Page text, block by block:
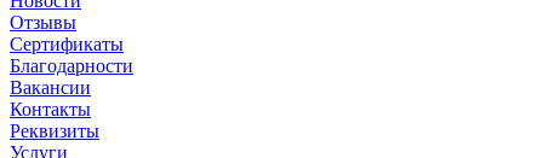
Отзывы
Сертификаты
Благодарности
Вакансии
Контакты
Реквизиты
Услуги